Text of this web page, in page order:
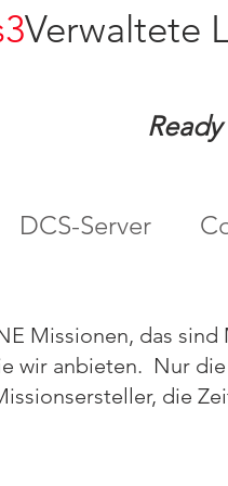
Verwaltete
DCS-Server
Missionen, das
wir anbieten. Nur
die